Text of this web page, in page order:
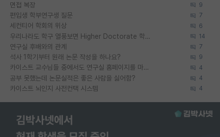
면접 복장 9
편입생 학부연구생 질문 7
세컨티어 학회의 위상 6
우리나라도 학구 열풍보면 Higher Doctorate 학위가 필요하다고 봅니다. 14
연구실 후배와의 관계 7
석사 1학기부터 원래 논문 작성을 하나요? 9
카이스트 교수님들 중에서도 연구실 홈페이지를 마련 안 하신 분들이 계시던데 4
공부 못했는데 논문실적은 좋은 사람을 싫어함? 4
카이스트 뇌인지 사전컨택 시스템 4